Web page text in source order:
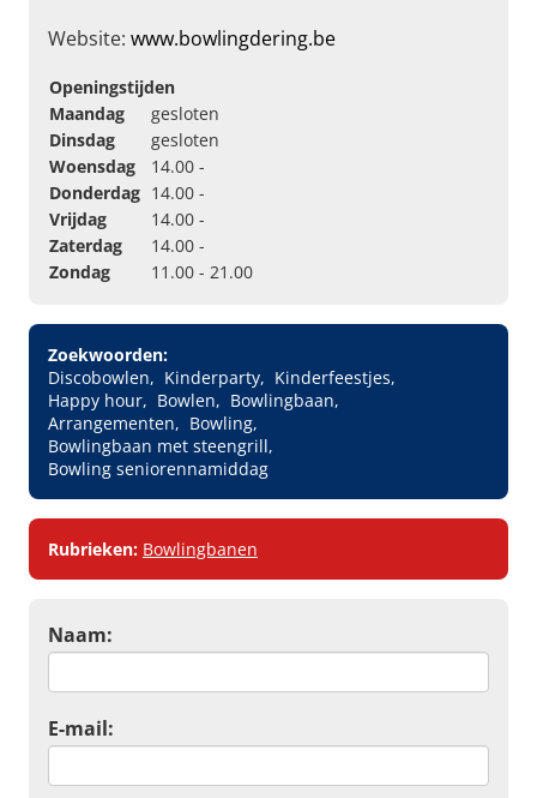
Website: www.bowlingdering.be
Openingstijden
Maandag
gesloten
Dinsdag
gesloten
Woensdag
14.00 -
Donderdag 14.00 -
Vrijdag
14.00 -
Zaterdag
14.00 -
Zondag
11.00 - 21.00
Zoekwoorden:
Discobowlen
Kinderparty
Kinderfeestjes
Happy hour
Bowlen
Bowlingbaan
Arrangementen
Bowling
Bowlingbaan met steengrill
Bowling seniorennamiddag
Rubrieken: Bowlingbanen
Naam:
E-mail: